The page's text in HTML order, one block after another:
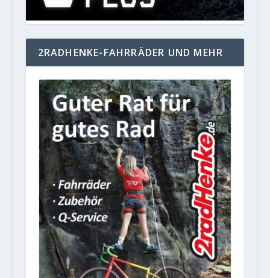
2RADHENKE-FAHRRÄDER UND MEHR